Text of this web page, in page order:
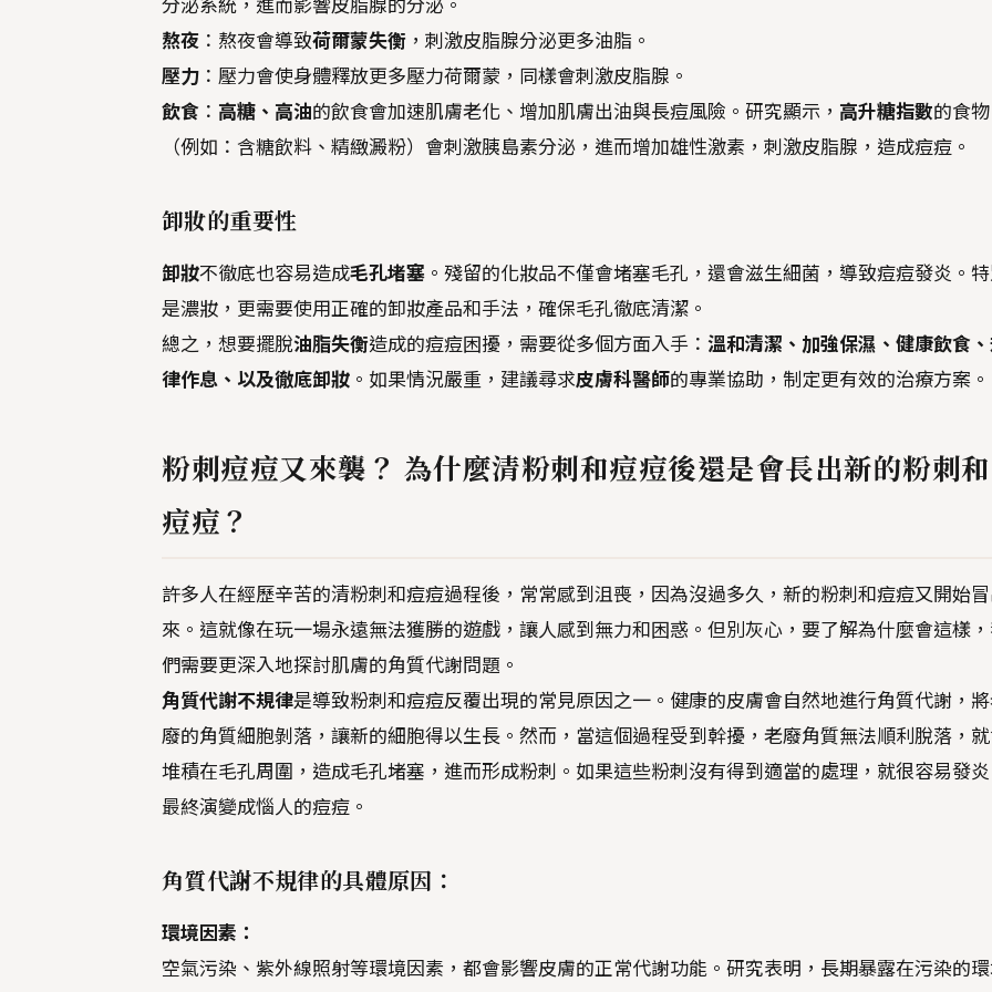
分泌系統，進而影響皮脂腺的分泌。
熬夜 ：熬夜會導致荷爾蒙失衡 ，刺激皮脂腺分泌更多油脂。
壓力 ：壓力會使身體釋放更多壓力荷爾蒙，同樣會刺激皮脂腺。
飲食 ： 高糖、高油的飲食會加速肌膚老化、增加肌膚出油與長痘風險。研究顯示， 高升糖指數的食物
（例如：含糖飲料、精緻澱粉）會刺激胰島素分泌，進而增加雄性激素，刺激皮脂腺，造成痘痘。
卸妝的重要性
卸妝不徹底也容易造成毛孔堵塞 。殘留的化妝品不僅會堵塞毛孔，還會滋生細菌，導致痘痘發炎。
是濃妝，更需要使用正確的卸妝產品和手法，確保毛孔徹底清潔。
總之，想要擺脫油脂失衡造成的痘痘困擾，需要從多個方面入手： 溫和清潔、加強保濕、健康飲食
律作息、以及徹底卸妝 。如果情況嚴重，建議尋求皮膚科醫師的專業協助，制定更有效的治療方案。
粉刺痘痘又來襲？ 為什麼清粉刺和痘痘後還是會長出新的粉刺和
痘痘？
許多人在經歷辛苦的清粉刺和痘痘過程後，常常感到沮喪，因為沒過多久，新的粉刺和痘痘又開始
來。這就像在玩一場永遠無法獲勝的遊戲，讓人感到無力和困惑。但別灰心，要了解為什麼會這樣
們需要更深入地探討肌膚的角質代謝問題。
角質代謝不規律是導致粉刺和痘痘反覆出現的常見原因之一。健康的皮膚會自然地進行角質代謝，
廢的角質細胞剝落，讓新的細胞得以生長。然而，當這個過程受到幹擾，老廢角質無法順利脫落，
堆積在毛孔周圍，造成毛孔堵塞，進而形成粉刺。如果這些粉刺沒有得到適當的處理，就很容易發
最終演變成惱人的痘痘。
角質代謝不規律的具體原因：
環境因素：
空氣污染、紫外線照射等環境因素，都會影響皮膚的正常代謝功能。研究表明，長期暴露在污染的